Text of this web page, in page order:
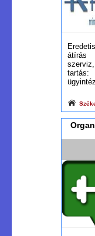
átírás